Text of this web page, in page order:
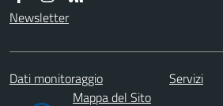
Newsletter
Dati monitoraggio Servizi
Mappa del Sito